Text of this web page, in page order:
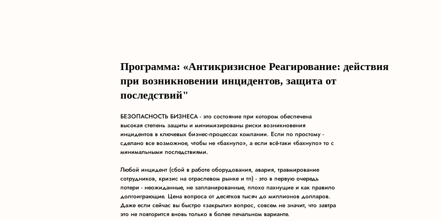
Программа: «Антикризисное Реагирование: действия
при возникновении инцидентов, защита от
последствий"
БЕЗОПАСНОСТЬ БИЗНЕСА - это состояние при котором обеспечена
высокая степень защиты и минимизированы риски возникновения
инцидентов в ключевых бизнес-процессах компании. Если по простому -
сделано все возможное, чтобы не «бахнуло», а если всё-таки «бахнуло» то с
минимальными последствиями.
Любой инцидент (сбой в работе оборудования, авария, травмирование
сотрудников, кризис на отраслевом рынке и тп) - это в первую очередь
потери - неожиданные, не запланированные, плохо пахнущие и как правило
долгоиграющие. Цена вопроса от десятков тысяч до миллионов долларов.
Даже если сейчас вы быстро «закрыли» вопрос, совсем не значит, что завтра
это не повторится вновь только в более печальном варианте.